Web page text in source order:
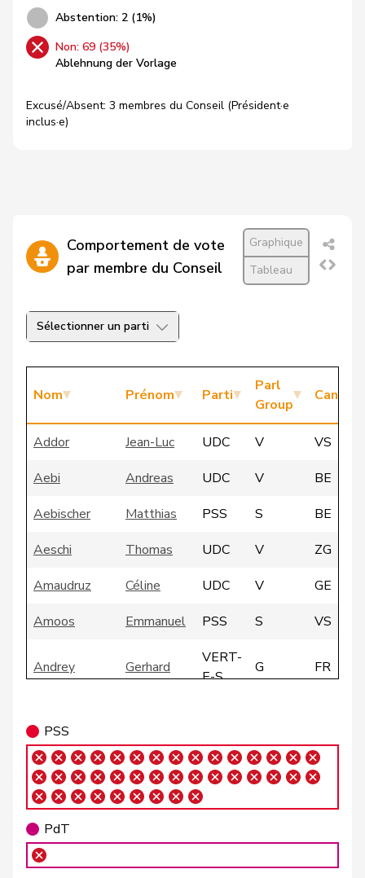
Abstention: 2 (1%)
Non: 69 (35%)
Ablehnung der Vorlage
Excusé/Absent: 3 membres du Conseil (Président·e
inclus·e)
Comportement de vote
par membre du Conseil
Graphique
Tableau
Sélectionner un parti
Nom Prénom Parti
Parl
Group
Canton
Addor Jean-Luc UDC V
VS
Aebi
Andreas UDC V
BE
Aebischer
Matthias PSS S
BE
Aeschi
Thomas UDC V
ZG
Amaudruz
Céline UDC V
GE
Amoos
Emmanuel PSS S VS
Andrey Gerhard
VERT-
E-S
G FR
Badertscher Christine
VERT-
E-S
G BE
Badran Jacqueline PSS S
ZH
Barrile
Angelo PSS S ZH
PSS
PdT